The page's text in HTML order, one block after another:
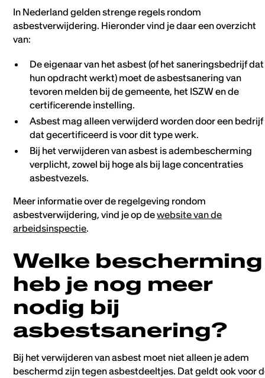
In Nederland gelden strenge regels rondom
asbestverwijdering. Hieronder vind je daar een overzicht
van:
De eigenaar van het asbest (of het saneringsbedrijf
hun opdracht werkt) moet de asbestsanering van
tevoren melden bij de gemeente, het ISZW en de
certificerende instelling.
Asbest mag alleen verwijderd worden door een bedrijf
dat gecertificeerd is voor dit type werk.
Bij het verwijderen van asbest is adembescherming
verplicht, zowel bij hoge als bij lage concentraties
asbestvezels.
Meer informatie over de regelgeving rondom
asbestverwijdering, vind je op dewebsite van de
arbeidsinspectie.
Welke bescherming
heb je nog meer
nodig bij
asbestsanering?
Bij het verwijderen van asbest moet niet alleen je adem
beschermd zijn tegen asbestdeeltjes. Dat geldt ook voor